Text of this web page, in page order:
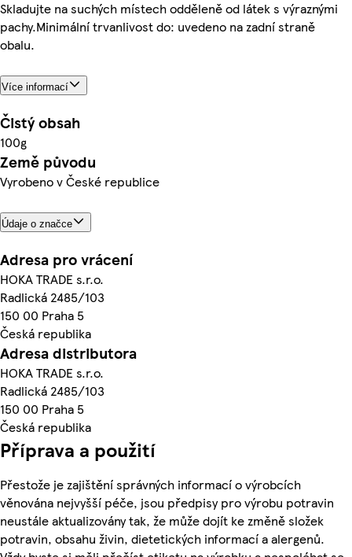
Skladujte na suchých místech odděleně od látek s výraznými
pachy.Minimální trvanlivost do: uvedeno na zadní straně
obalu.
Více informací
Čistý obsah
100g
Země původu
Vyrobeno v České republice
Údaje o značce
Adresa pro vrácení
HOKA TRADE s.r.o.
Radlická 2485/103
150 00 Praha 5
Česká republika
Adresa distributora
HOKA TRADE s.r.o.
Radlická 2485/103
150 00 Praha 5
Česká republika
Příprava a použití
Přestože je zajištění správných informací o výrobcích
věnována nejvyšší péče, jsou předpisy pro výrobu potravin
neustále aktualizovány tak, že může dojít ke změně složek
potravin, obsahu živin, dietetických informací a alergenů.